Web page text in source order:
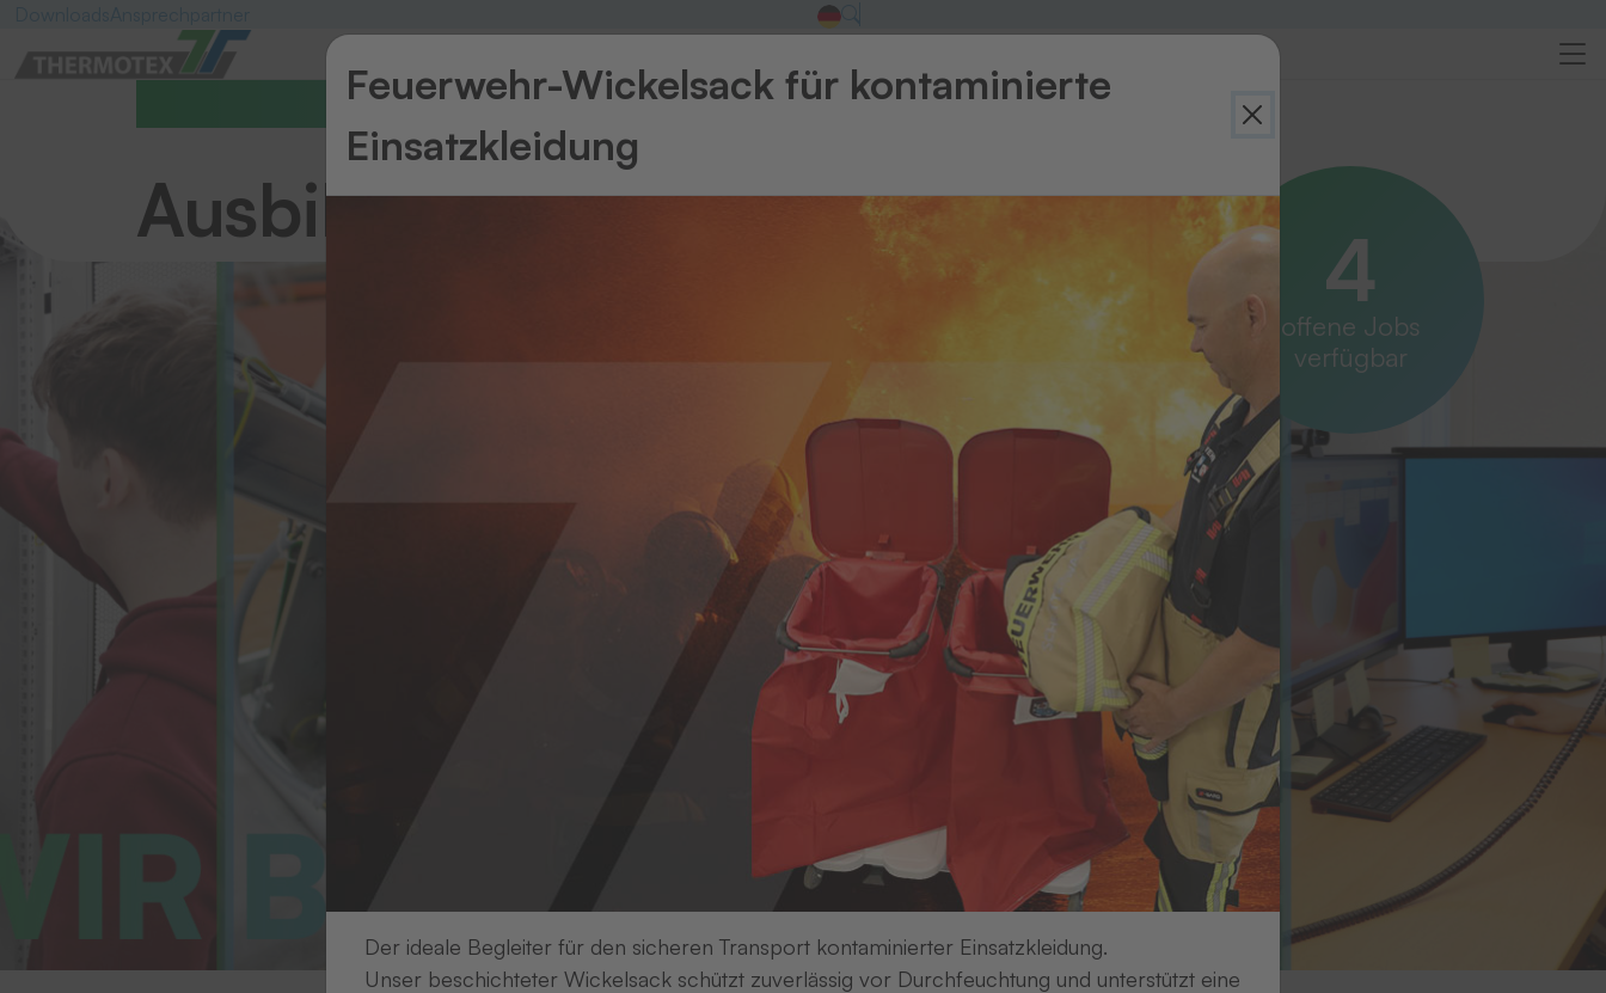
Ausbildungsstellen
Ausbildung bei THERMOTEX
4
offene Jobs
verfügbar
Feuerwehr-Wickelsack für kontaminierte
Einsatzkleidung
Der ideale Begleiter für den sicheren Transport kontaminierter Einsatzkleidung.
Unser beschichteter Wickelsack schützt zuverlässig vor Durchfeuchtung und unterstützt eine